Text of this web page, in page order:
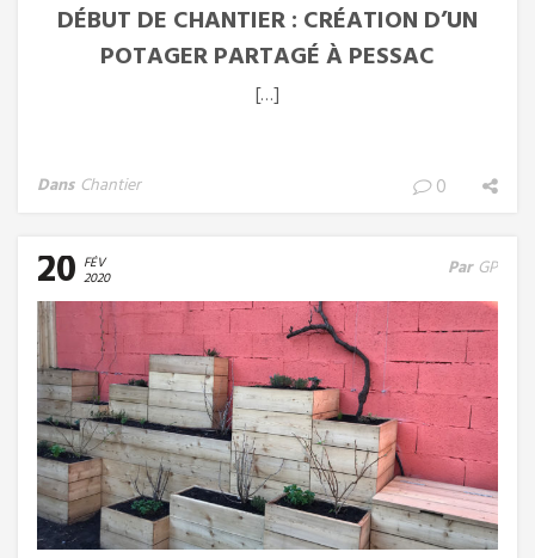
DÉBUT DE CHANTIER : CRÉATION D’UN
POTAGER PARTAGÉ À PESSAC
[…]
Dans Chantier 0
20 FÉV
2020 Par GP